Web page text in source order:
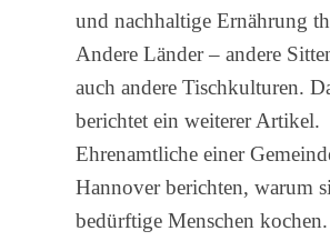
und nachhaltige Ernährung
Andere Länder – andere
auch andere Tischkulturen.
berichtet ein weiterer Artikel.
Ehrenamtliche einer
Hannover berichten, warum
bedürftige Menschen